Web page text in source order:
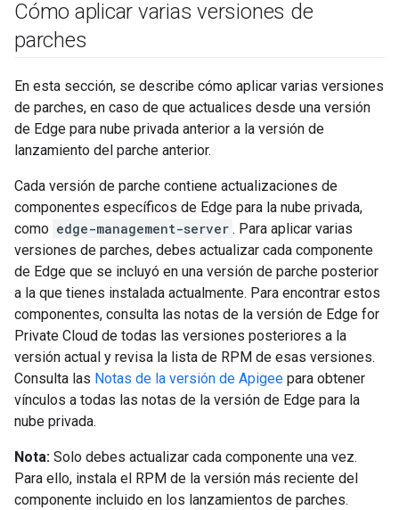
Cómo aplicar varias versiones de
parches
En esta sección, se describe cómo aplicar varias versiones
de parches, en caso de que actualices desde una versión
de Edge para nube privada anterior a la versión de
lanzamiento del parche anterior.
Cada versión de parche contiene actualizaciones de
componentes específicos de Edge para la nube privada,
como edge-management-server . Para aplicar varias
versiones de parches, debes actualizar cada componente
de Edge que se incluyó en una versión de parche posterior
a la que tienes instalada actualmente. Para encontrar estos
componentes, consulta las notas de la versión de Edge for
Private Cloud de todas las versiones posteriores a la
versión actual y revisa la lista de RPM de esas versiones.
Consulta las Notas de la versión de Apigee para obtener
vínculos a todas las notas de la versión de Edge para la
nube privada.
Nota: Solo debes actualizar cada componente una vez.
Para ello, instala el RPM de la versión más reciente del
componente incluido en los lanzamientos de parches.